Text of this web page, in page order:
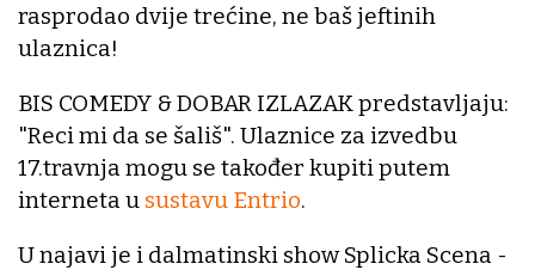
rasprodao dvije trećine, ne baš jeftinih
ulaznica!
BIS COMEDY & DOBAR IZLAZAK predstavljaju:
"Reci mi da se šališ". Ulaznice za izvedbu
17.travnja mogu se također kupiti putem
interneta u sustavu Entrio.
U najavi je i dalmatinski show Splicka Scena -